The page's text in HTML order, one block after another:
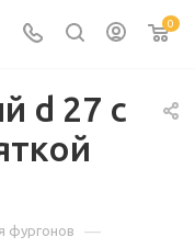
0
d 27 с
фургонов —